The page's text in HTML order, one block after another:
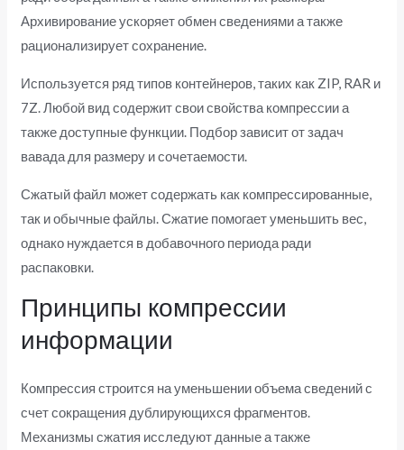
Архивирование ускоряет обмен сведениями а также
рационализирует сохранение.
Используется ряд типов контейнеров, таких как ZIP, RAR и
7Z. Любой вид содержит свои свойства компрессии а
также доступные функции. Подбор зависит от задач
вавада для размеру и сочетаемости.
Сжатый файл может содержать как компрессированные,
так и обычные файлы. Сжатие помогает уменьшить вес,
однако нуждается в добавочного периода ради
распаковки.
Принципы компрессии
информации
Компрессия строится на уменьшении объема сведений с
счет сокращения дублирующихся фрагментов.
Механизмы сжатия исследуют данные а также